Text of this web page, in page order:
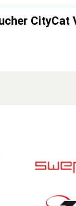
CityCat